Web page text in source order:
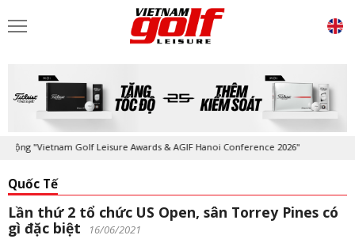
"Vietnam Golf Leisure Awards & AGIF Hanoi Conference 2026"
Quốc Tế
Lần thứ 2 tổ chức US Open, sân Torrey Pines có
gì đặc biệt
16/06/2021